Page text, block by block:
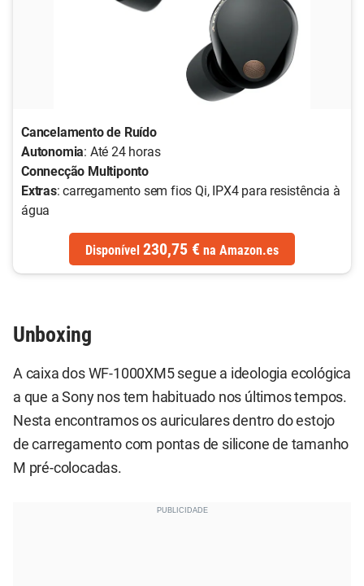
Cancelamento de Ruído
Autonomia: Até 24 horas
Connecção Multiponto
Extras: carregamento sem fios Qi, IPX4 para resistência à
água
Disponível 230,75 € na Amazon.es
Unboxing
A caixa dos WF-1000XM5 segue a ideologia ecológica
a que a Sony nos tem habituado nos últimos tempos.
Nesta encontramos os auriculares dentro do estojo
de carregamento com pontas de silicone de tamanho
M pré-colocadas.